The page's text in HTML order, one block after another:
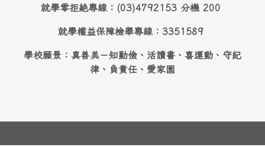
就學零拒絶專線：(03)4792153 分機 200
就學權益保障檢舉專線：3351589
學校願景：真善美－知勤儉、活讀書、喜運動、守紀
律、負責任、愛家園